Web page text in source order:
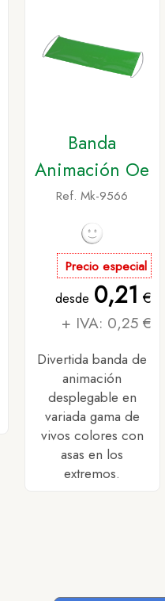
Banda
Animación Oe
Ref. Mk-9566
Precio especial
desde 0,21 €
+ IVA: 0,25 €
Divertida banda de
animación
desplegable en
variada gama de
vivos colores con
asas en los
extremos.